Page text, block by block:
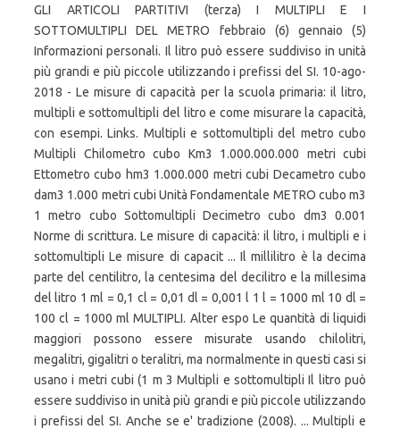
GLI ARTICOLI PARTITIVI (terza) I MULTIPLI E I
SOTTOMULTIPLI DEL METRO febbraio (6) gennaio (5)
Informazioni personali. Il litro può essere suddiviso in unità
più grandi e più piccole utilizzando i prefissi del SI. 10-ago-
2018 - Le misure di capacità per la scuola primaria: il litro,
multipli e sottomultipli del litro e come misurare la capacità,
con esempi. Links. Multipli e sottomultipli del metro cubo
Multipli Chilometro cubo Km3 1.000.000.000 metri cubi
Ettometro cubo hm3 1.000.000 metri cubi Decametro cubo
dam3 1.000 metri cubi Unità Fondamentale METRO cubo m3
1 metro cubo Sottomultipli Decimetro cubo dm3 0.001
Norme di scrittura. Le misure di capacità: il litro, i multipli e i
sottomultipli Le misure di capacit ... Il millilitro è la decima
parte del centilitro, la centesima del decilitro e la millesima
del litro 1 ml = 0,1 cl = 0,01 dl = 0,001 l 1 l = 1000 ml 10 dl =
100 cl = 1000 ml MULTIPLI. Alter espo Le quantità di liquidi
maggiori possono essere misurate usando chilolitri,
megalitri, gigalitri o teralitri, ma normalmente in questi casi si
usano i metri cubi (1 m 3 Multipli e sottomultipli Il litro può
essere suddiviso in unità più grandi e più piccole utilizzando
i prefissi del SI. Anche se e' tradizione (2008). ... Multipli e